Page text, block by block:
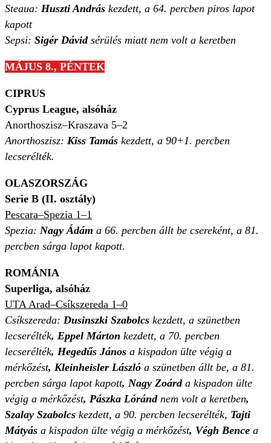
Steaua: Huszti András kezdett, a 64. percben piros lapot
kapott
Sepsi: Sigér Dávidsérülés miatt nem volt a keretben
MÁJUS 8., PÉNTEK
CIPRUS
Cyprus League, alsóház
Anorthoszisz–Kraszava 5–2
Anorthoszisz: Kiss Tamás kezdett, a 90+1. percben
lecserélték.
OLASZORSZÁG
Serie B (II. osztály)
Pescara–Spezia 1–1
Spezia: Nagy Ádám a 66. percben állt be csereként, a 81.
percben sárga lapot kapott.
ROMÁNIA
Superliga, alsóház
UTA Arad–Csíkszereda 1–0
Csíkszereda: Dusinszki Szabolcs kezdett, a szünetben
lecserélték, Eppel Márton kezdett, a 70. percben
lecserélték, Hegedűs János a kispadon ülte végig a
mérkőzést, Kleinheisler László a szünetben állt be, a 81.
percben sárga lapot kapott, Nagy Zoárd a kispadon ülte
végig a mérkőzést, Pászka Lóránd nem volt a keretben,
Szalay Szabolcs kezdett, a 90. percben lecserélték, Tajti
Mátyás a kispadon ülte végig a mérkőzést, Végh Bence a